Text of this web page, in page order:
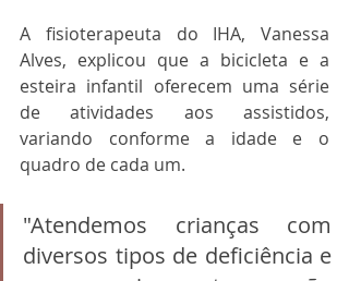
A fisioterapeuta do IHA, Vanessa
Alves, explicou que a bicicleta e a
esteira infantil oferecem uma série
de atividades aos assistidos,
variando conforme a idade e o
quadro de cada um.
"Atendemos crianças com
diversos tipos de deficiência e